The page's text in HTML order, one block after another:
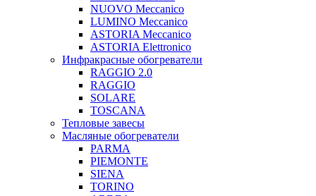
NUOVO Meccanico
LUMINO Meccanico
ASTORIA Meccanico
ASTORIA Elettronico
Инфракрасные обогреватели
RAGGIO 2.0
RAGGIO
SOLARE
TOSCANA
Тепловые завесы
Масляные обогреватели
PARMA
PIEMONTE
SIENA
TORINO